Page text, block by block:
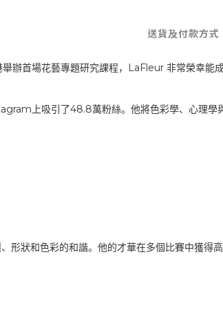
送貨及付款方式
辦首場花藝專題研究課程， LaFleur 非常榮幸能
上吸引了48.8萬粉絲。他將色彩學、心理學
狀和色彩的和諧。他的才華在多個比賽中獲得